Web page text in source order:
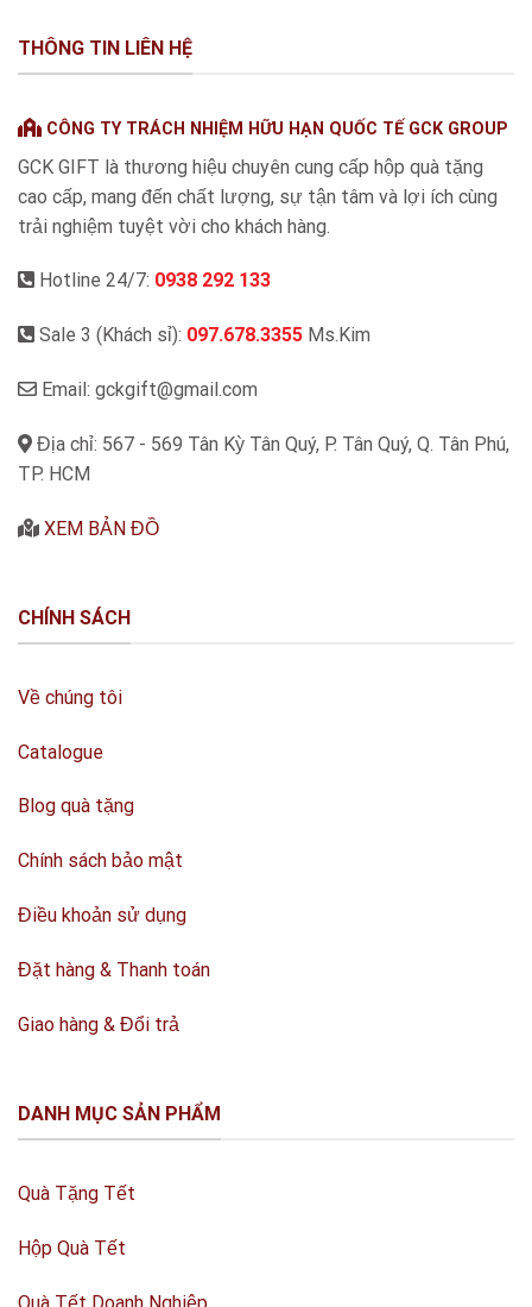
THÔNG TIN LIÊN HỆ
CÔNG TY TRÁCH NHIỆM HỮU HẠN QUỐC TẾ GCK GROUP
GCK GIFT là thương hiệu chuyên cung cấp hộp quà tặng
cao cấp, mang đến chất lượng, sự tận tâm và lợi ích cùng
trải nghiệm tuyệt vời cho khách hàng.
Hotline 24/7: 0938 292 133
Sale 3 (Khách sỉ): 097.678.3355 Ms.Kim
Email: gckgift@gmail.com
Địa chỉ: 567 - 569 Tân Kỳ Tân Quý, P. Tân Quý, Q. Tân Phú,
TP. HCM
XEM BẢN ĐỒ
CHÍNH SÁCH
Về chúng tôi
Catalogue
Blog quà tặng
Chính sách bảo mật
Điều khoản sử dụng
Đặt hàng & Thanh toán
Giao hàng & Đổi trả
DANH MỤC SẢN PHẨM
Quà Tặng Tết
Hộp Quà Tết
Quà Tết Doanh Nghiệp